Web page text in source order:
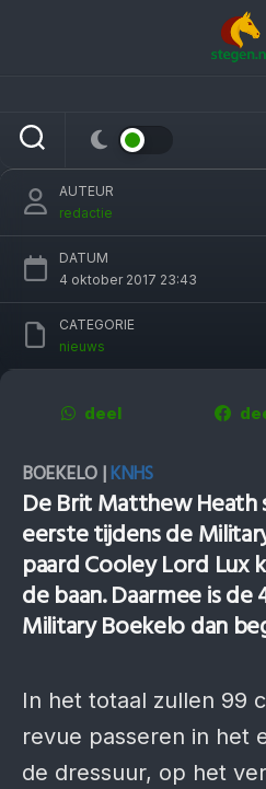
Grote belangstelling
Military Boekelo
AUTEUR
redactie
DATUM
4 oktober 2017 23:43
CATEGORIE
nieuws
deel
BOEKELO |KNHS
De Brit Matthew
eerste tijdens de
paard Cooley Lord Lux
de baan. Daarmee is
Military Boekelo dan
In het totaal zullen 99
revue passeren in het
de dressuur, op het